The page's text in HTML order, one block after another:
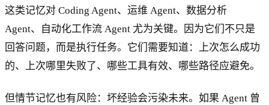
这类记忆对 Coding Agent、运维 Agent、数据分析
Agent、自动化工作流 Agent 尤为关键。因为它们不只是
回答问题，而是执行任务。它们需要知道：上次怎么成功
的、上次哪里失败了、哪些工具有效、哪些路径应避免。
但情节记忆也有风险：坏经验会污染未来。如果 Agent 曾